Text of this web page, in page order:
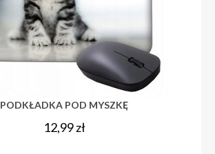
PODKŁADKA POD MYSZKĘ
12,99zł